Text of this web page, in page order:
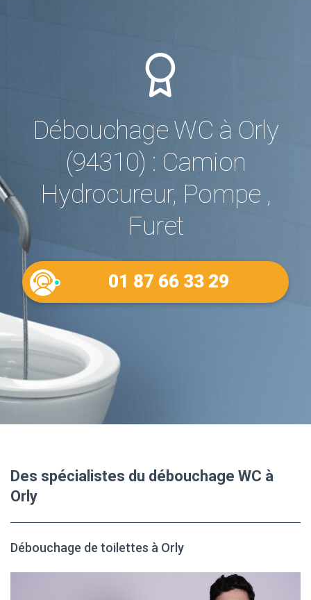
Débouchage WC à Orly
(94310) : Camion
Hydrocureur, Pompe ,
Furet
01 87 66 33 29
Des spécialistes du débouchage WC à
Orly
Débouchage de toilettes à Orly